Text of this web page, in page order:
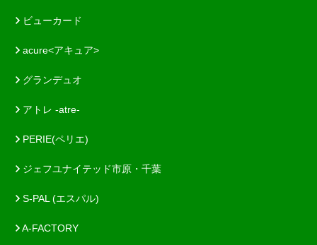
ビューカード
acure<アキュア>
グランデュオ
アトレ -atre-
PERIE(ペリエ)
ジェフユナイテッド市原・千葉
S-PAL (エスパル)
A-FACTORY